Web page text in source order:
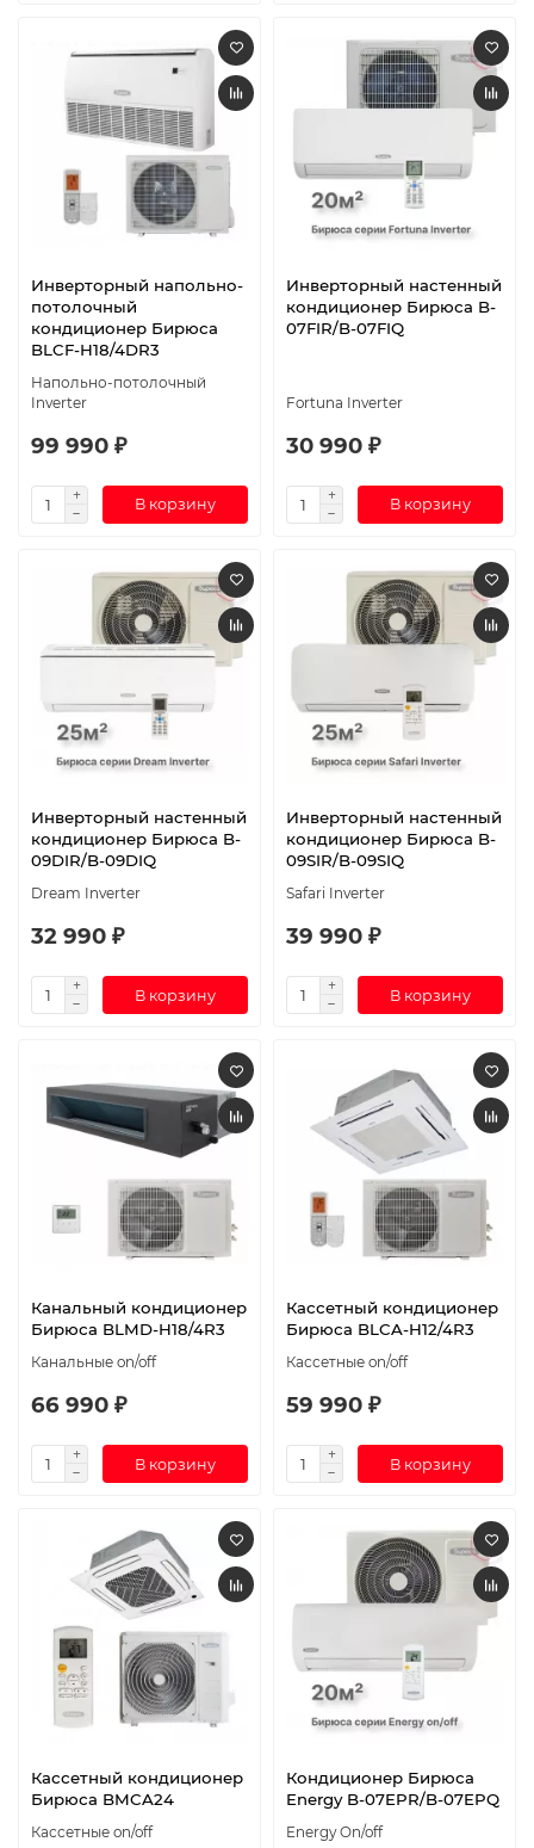
Инверторный напольно-
потолочный
кондиционер Бирюса
BLCF-H18/4DR3
Напольно-потолочный
Inverter
99 990 ₽
В корзину
Инверторный настенный
кондиционер Бирюса B-
07FIR/B-07FIQ
Fortuna Inverter
30 990 ₽
В корзину
Инверторный настенный
кондиционер Бирюса B-
09DIR/B-09DIQ
Dream Inverter
32 990 ₽
В корзину
Инверторный настенный
кондиционер Бирюса B-
09SIR/B-09SIQ
Safari Inverter
39 990 ₽
В корзину
Канальный кондиционер
Бирюса BLMD-H18/4R3
Канальные on/off
66 990 ₽
В корзину
Кассетный кондиционер
Бирюса BLCA-H12/4R3
Кассетные on/off
59 990 ₽
В корзину
Кассетный кондиционер
Бирюса BMCA24
Кассетные on/off
Кондиционер Бирюса
Energy B-07EPR/B-07EPQ
Energy On/off